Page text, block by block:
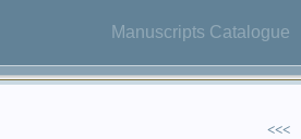
Manuscripts Catalogue
<<<